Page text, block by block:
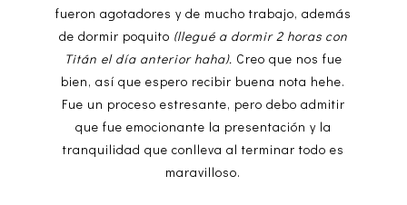
fueron agotadores y de mucho trabajo, además
de dormir poquito (llegué a dormir 2 horas con
Titán el día anterior haha). Creo que nos fue
bien, así que espero recibir buena nota hehe.
Fue un proceso estresante, pero debo admitir
que fue emocionante la presentación y la
tranquilidad que conlleva al terminar todo es
maravilloso.